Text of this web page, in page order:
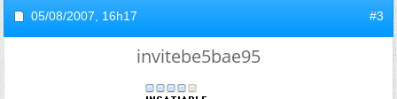
05/08/2007, 16h17 #3
invitebe5bae95